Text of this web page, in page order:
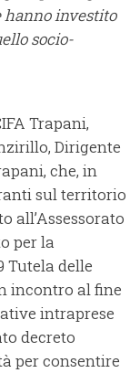
hanno investito
socio-
Trapani,
Dirigente
che, in
sul territorio
all’Assessorato
per la
Tutela delle
incontro al fine
intraprese
decreto
per consentire